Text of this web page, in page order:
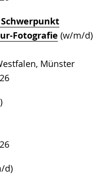
Fotografie (w/m/d)
Münster
d)